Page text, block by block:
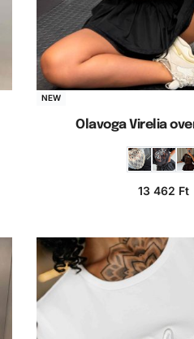
NEW
Olavoga Virelia
13 462 Ft